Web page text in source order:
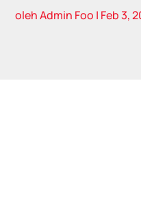
olehAdmin Foo | Feb 3,